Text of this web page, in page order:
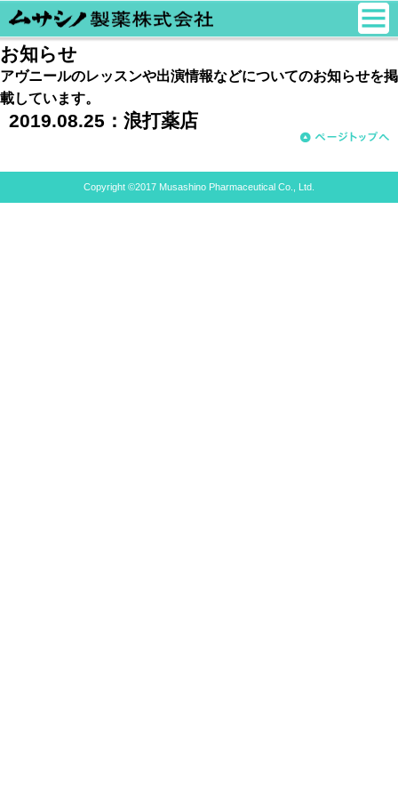
お知らせ
アヴニールのレッスンや出演情報などについてのお知らせを掲
載しています。
2019.08.25： 浪打薬店
Copyright ©2017 Musashino Pharmaceutical Co., Ltd.